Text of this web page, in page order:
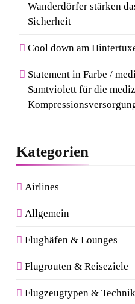
Wanderdörfer stärken
Sicherheit
Cool down am
Statement in Farbe /
Samtviolett für die
Kategorien
Airlines
Allgemein
Flughäfen & Lounges
Flugrouten & Reiseziele
Flugzeugtypen & Technik